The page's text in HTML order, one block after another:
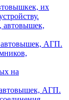
их
автовышек,
автовышек, АГП.
на
АГП.